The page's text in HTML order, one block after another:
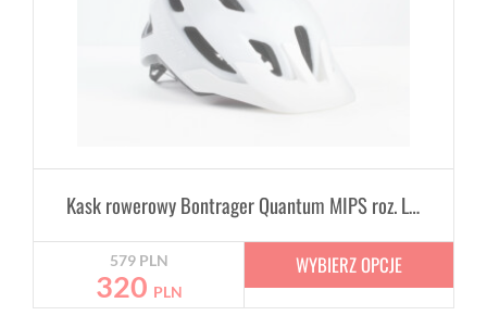
Kask rowerowy Bontrager Quantum MIPS roz. L - Biały Matowy
579 PLN
320 PLN
WYBIERZ OPCJE